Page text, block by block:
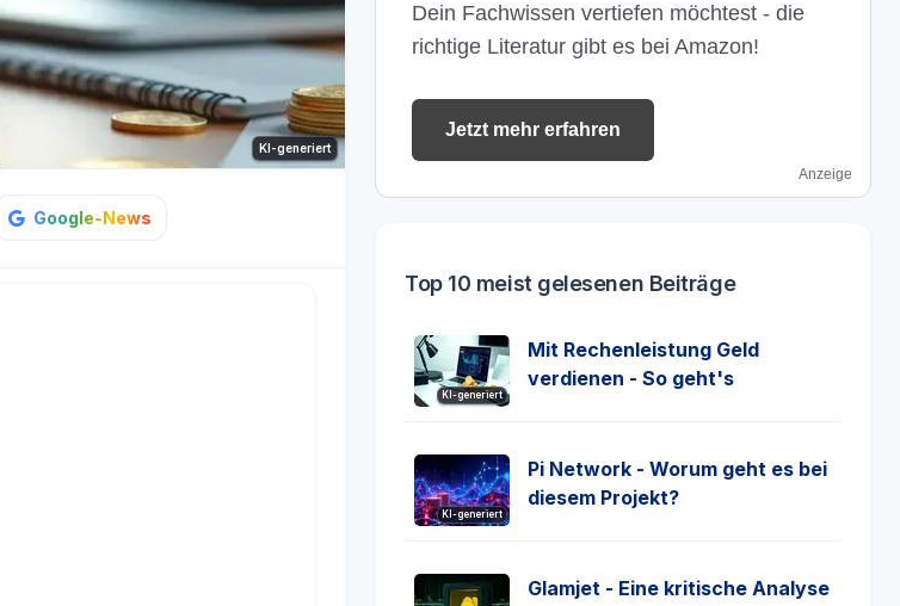
KI-generiert
Google-News
Dein Fachwissen vertiefen möchtest - die
richtige Literatur gibt es bei Amazon!
Jetzt mehr erfahren
Anzeige
Top 10 meist gelesenen Beiträge
KI-generiert
Mit Rechenleistung Geld
verdienen - So geht's
KI-generiert
Pi Network - Worum geht es bei
diesem Projekt?
Glamjet - Eine kritische Analyse